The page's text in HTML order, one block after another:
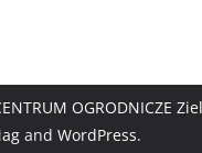
OGRODNICZE
and WordPress.